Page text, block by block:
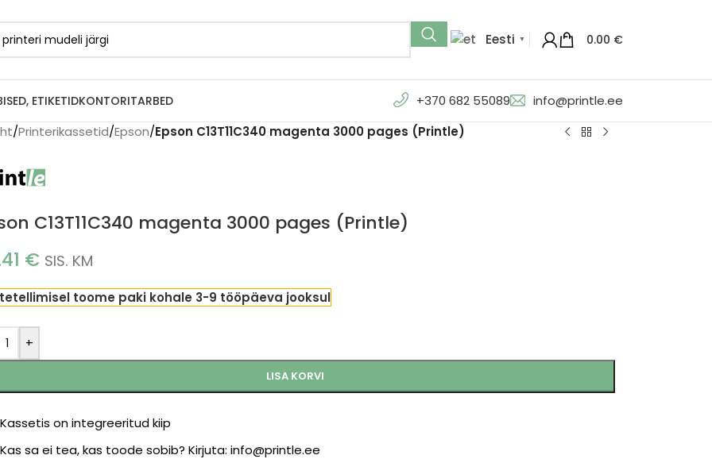
Eesti ▼ 0.00 €
ETIKETIDKONTORITARBED +370 682 55089 info@printle.ee
/Printerikassetid/Epson/Epson C13T11C340 magenta 3000 pages (Printle)
C13T11C340 magenta 3000 pages (Printle)
€ SIS. KM
toome paki kohale 3-9 tööpäeva jooksul
+
LISA KORVI
Kassetis on integreeritud kiip
Kas sa ei tea, kas toode sobib? Kirjuta: info@printle.ee